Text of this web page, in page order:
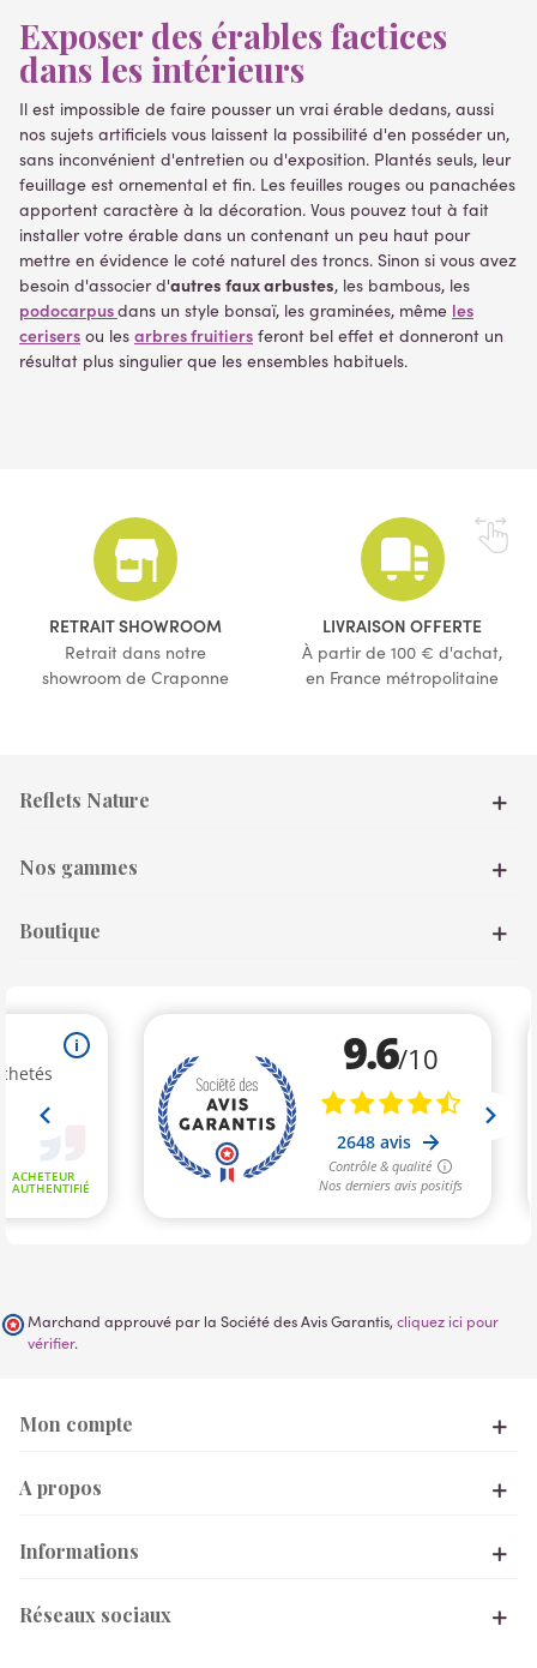
Exposer des érables factices
dans les intérieurs
Il est impossible de faire pousser un vrai érable dedans, aussi
nos sujets artificiels vous laissent la possibilité d'en posséder un,
sans inconvénient d'entretien ou d'exposition. Plantés seuls, leur
feuillage est ornemental et fin. Les feuilles rouges ou panachées
apportent caractère à la décoration. Vous pouvez tout à fait
installer votre érable dans un contenant un peu haut pour
mettre en évidence le coté naturel des troncs. Sinon si vous avez
besoin d'associer d'autres faux arbustes, les bambous, les
podocarpusdans un style bonsaï, les graminées, même les
cerisers ou les arbres fruitiers feront bel effet et donneront un
résultat plus singulier que les ensembles habituels.
RETRAIT SHOWROOM
Retrait dans notre
showroom de Craponne
LIVRAISON OFFERTE
À partir de 100 € d'achat,
en France métropolitaine
Reflets Nature
Nos gammes
Boutique
Marchand approuvé par la Société des Avis Garantis, cliquez ici pour
vérifier.
Mon compte
A propos
Informations
Réseaux sociaux